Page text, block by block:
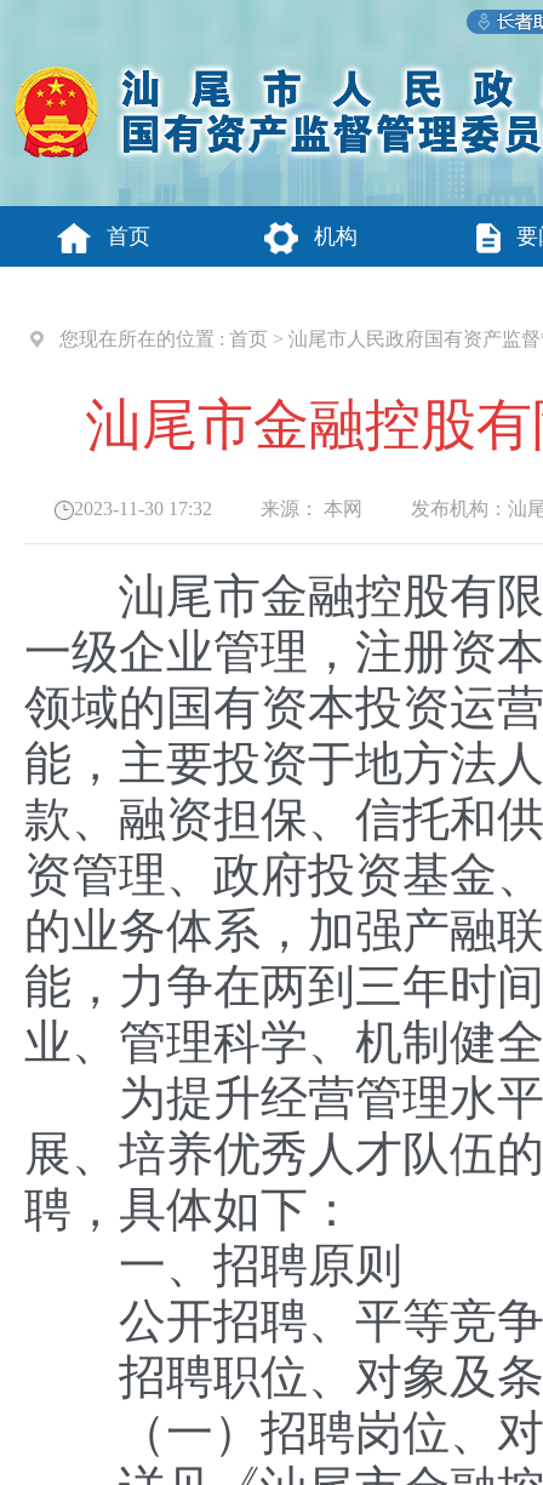
首页 机构 要
您现在所在的位置 : 首页 > 汕尾市人民政府国有资产监
汕尾市金融控股
2023-11-30 17:32 来源： 本网 发布机构： 汕
汕尾市金融控股有限
一级企业管理，注册资
领域的国有资本投资运
能，主要投资于地方法
款、融资担保、信托和
资管理、政府投资基金
的业务体系，加强产融
能，力争在两到三年时
业、管理科学、机制健
为提升经营管理水平
展、培养优秀人才队伍
聘，具体如下：
一、招聘原则
公开招聘、平等竞争
招聘职位、对象及
（一）招聘岗位、